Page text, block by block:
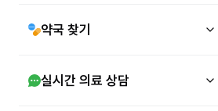
약국 찾기
실시간 의료 상담